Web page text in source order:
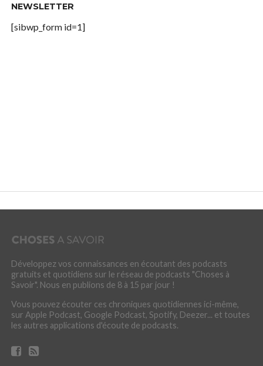
NEWSLETTER
[sibwp_form id=1]
Développez vos connaissances en écoutant des podcasts
gratuits et quotidiens sur le réseau de podcasts "Choses à
Savoir". Nous en publions de 8 à 15 par jour !
Vous pouvez écouter ces chroniques quotidiennes ici-même,
sur Apple Podcast, Google Podcast, Spotify, Deezer... et toutes
les autres applications d'écoute de podcasts.